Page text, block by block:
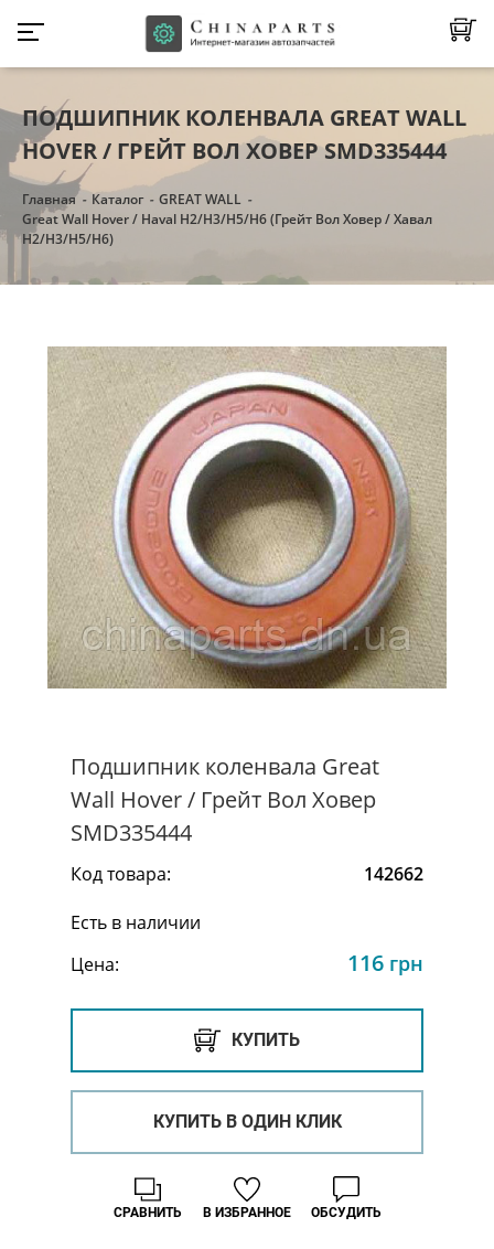
ПОДШИПНИК КОЛЕНВАЛА GREAT WALL
HOVER / ГРЕЙТ ВОЛ ХОВЕР SMD335444
Главная Каталог
GREAT WALL
Great Wall Hover / Haval H2/H3/Н5/Н6 (Грейт Вол Ховер / Хавал
H2/H3/Н5/Н6)
Подшипник коленвала Great
Wall Hover / Грейт Вол Ховер
SMD335444
Код товара:
142662
Есть в наличии
Цена:
116 грн
КУПИТЬ
КУПИТЬ В ОДИН КЛИК
В ИЗБРАННОЕ
СРАВНИТЬ ОБСУДИТЬ